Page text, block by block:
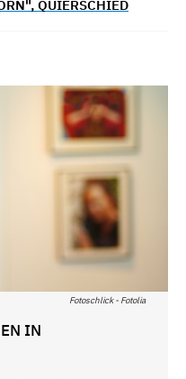
QUIERSCHIED
Fotoschlick - Fotolia
IN